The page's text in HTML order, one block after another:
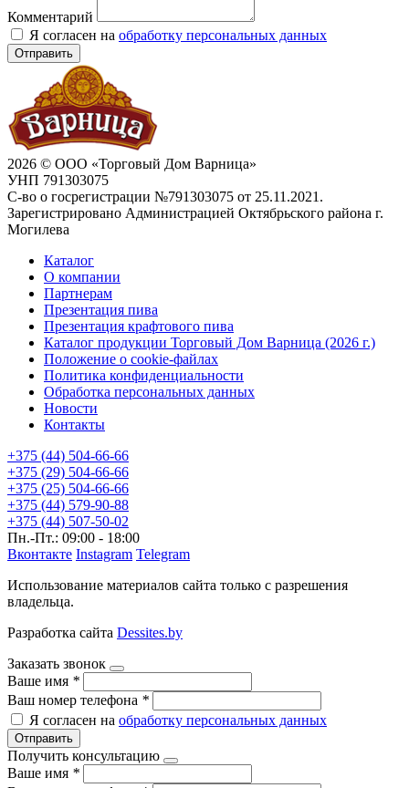
Комментарий
Я согласен на обработку персональных данных
Отправить
2026 © ООО «Торговый Дом Варница»
УНП 791303075
С-во о госрегистрации №791303075 от 25.11.2021.
Зарегистрировано Администрацией Октябрьского района г.
Могилева
Каталог
О компании
Партнерам
Презентация пива
Презентация крафтового пива
Каталог продукции Торговый Дом Варница (2026 г.)
Положение о cookie-файлах
Политика конфиденциальности
Обработка персональных данных
Новости
Контакты
+375 (44) 504-66-66
+375 (29) 504-66-66
+375 (25) 504-66-66
+375 (44) 579-90-88
+375 (44) 507-50-02
Пн.-Пт.: 09:00 - 18:00
Вконтакте Instagram Telegram
Использование материалов сайта только с разрешения
владельца.
Разработка сайта Dessites.by
Заказать звонок
Ваше имя *
Ваш номер телефона *
Я согласен на обработку персональных данных
Отправить
Получить консультацию
Ваше имя *